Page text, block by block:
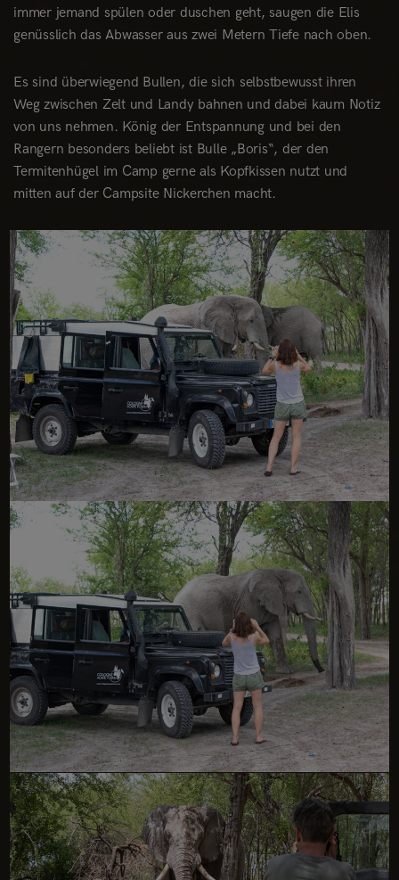
immer jemand spülen oder duschen geht, saugen die Elis
genüsslich das Abwasser aus zwei Metern Tiefe nach oben.
Es sind überwiegend Bullen, die sich selbstbewusst ihren
Weg zwischen Zelt und Landy bahnen und dabei kaum Notiz
von uns nehmen. König der Entspannung und bei den
Rangern besonders beliebt ist Bulle „Boris“, der den
Termitenhügel im Camp gerne als Kopfkissen nutzt und
mitten auf der Campsite Nickerchen macht.